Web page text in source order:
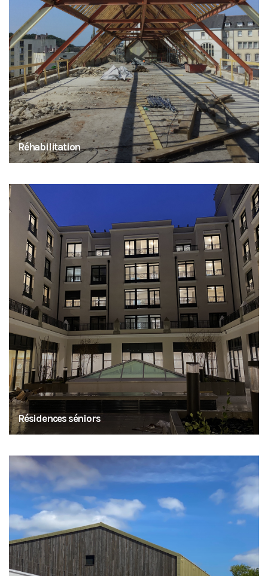
Réhabilitation
Résidences séniors